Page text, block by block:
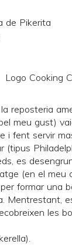
de Pikerita
reposteria
meu gust)
i fent servir
es
(en el meu
formar una
Mentrestant,
les
).